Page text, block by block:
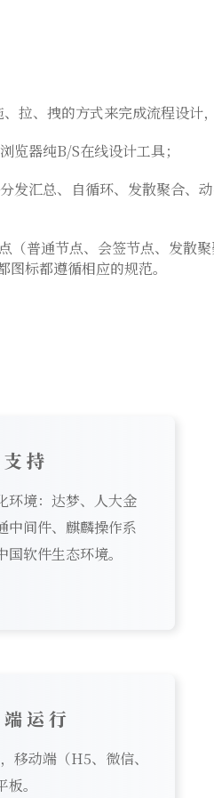
拉、拽的方式来完成流程设计
览器纯B/S在线设计工具；
发汇总、自循环、发散聚合、
普通节点、会签节点、发散
标都遵循相应的规范。
持
环境：达梦、人大金
中间件、麒麟操作系
国软件生态环境。
运行
移动端（H5、微信、
。